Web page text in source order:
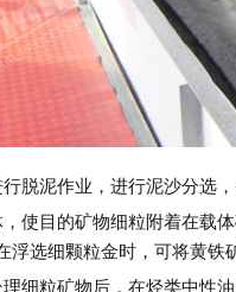
脱泥作业，进行泥沙分选
使目的矿物细粒附着在载
选细颗粒金时，可将黄铁
细粒矿物后，在烃类中性